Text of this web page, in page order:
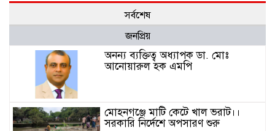
সর্বশেষ
জনপ্রিয়
অনন্য ব্যক্তিত্ব অধ্যাপক ডা. মোঃ
আনোয়ারুল হক এমপি
মোহনগঞ্জে মাটি কেটে খাল ভরাট।।
সরকারি নির্দেশে অপসারণ শুরু